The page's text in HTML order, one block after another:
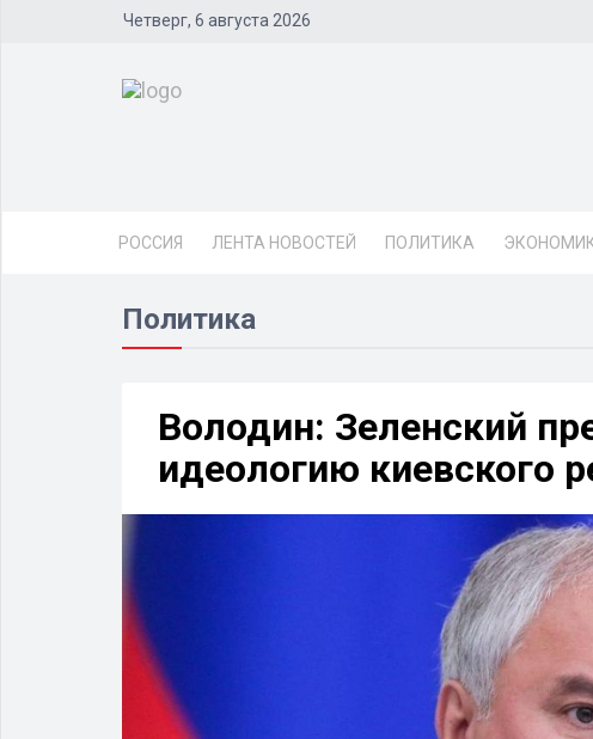
Четверг, 6 августа 2026
РОССИЯ ЛЕНТА НОВОСТЕЙ ПОЛИТИКА
Политика
Володин: Зеленский
идеологию киевского